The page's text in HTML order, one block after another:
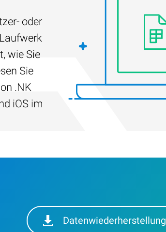
oder
wie Sie
Sie
.NK
iOS im
Datenwiederherstellung